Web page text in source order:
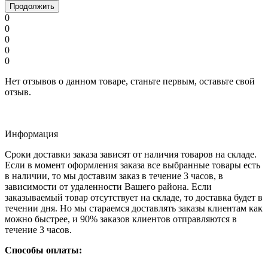
Продолжить
0
0
0
0
0
Нет отзывов о данном товаре, станьте первым, оставьте свой
отзыв.
Информация
Сроки доставки заказа зависят от наличия товаров на складе.
Если в момент оформления заказа все выбранные товары есть
в наличии, то мы доставим заказ в течение 3 часов, в
зависимости от удаленности Вашего района. Если
заказываемый товар отсутствует на складе, то доставка будет в
течении дня. Но мы стараемся доставлять заказы клиентам как
можно быстрее, и 90% заказов клиентов отправляются в
течение 3 часов.
Способы оплаты: